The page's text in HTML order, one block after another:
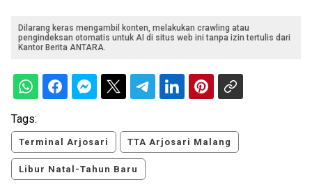
Dilarang keras mengambil konten, melakukan crawling atau
pengindeksan otomatis untuk AI di situs web ini tanpa izin tertulis dari
Kantor Berita ANTARA.
Tags:
Terminal Arjosari TTA Arjosari Malang
Libur Natal-Tahun Baru